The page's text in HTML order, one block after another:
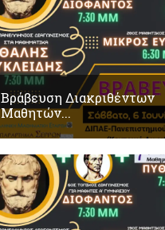
Βράβευση Διακριθέντων
Μαθητών...